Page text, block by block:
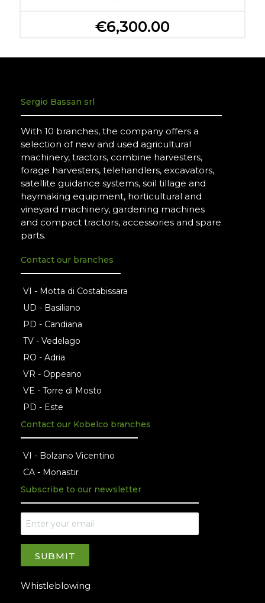
€6,300.00
Sergio Bassan srl
With 10 branches, the company offers a
selection of new and used agricultural
machinery, tractors, combine harvesters,
forage harvesters, telehandlers, excavators,
satellite guidance systems, soil tillage and
haymaking equipment, horticultural and
vineyard machinery, gardening machines
and compact tractors, accessories and spare
parts.
Contact our branches
VI - Motta di Costabissara
UD - Basiliano
PD - Candiana
TV - Vedelago
RO - Adria
VR - Oppeano
VE - Torre di Mosto
PD - Este
Contact our Kobelco branches
VI - Bolzano Vicentino
CA - Monastir
Subscribe to our newsletter
SUBMIT
Whistleblowing